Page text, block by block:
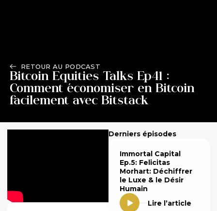
RETOUR AU PODCAST
Bitcoin Equities Talks Ep41 :
Comment économiser en Bitcoin
facilement avec Bitstack
Derniers épisodes
Immortal Capital
Ep.5: Felicitas
Morhart: Déchiffrer
le Luxe & le Désir
Humain
Lire l’article